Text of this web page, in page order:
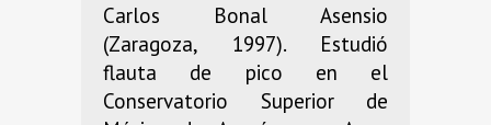
Carlos Bonal Asensio
(Zaragoza, 1997). Estudió
flauta de pico en el
Conservatorio Superior de